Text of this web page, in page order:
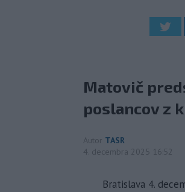
Matovič
poslancov z
Autor TASR
4. decembra 2025 16:52
Bratislava 4.